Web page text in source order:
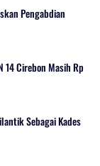
Pengabdian
14 Cirebon Masih Rp
Sebagai Kades